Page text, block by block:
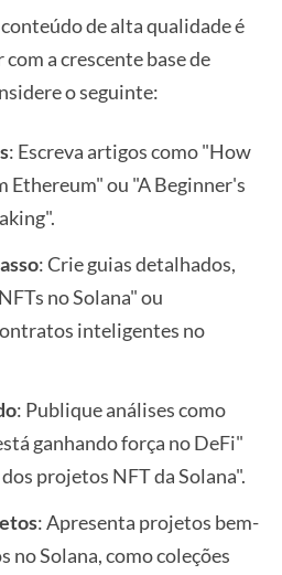
de alta qualidade é
a crescente base de
o seguinte:
: Escreva artigos como "How
Ethereum" ou "A Beginner's
: Crie guias detalhados,
no Solana" ou
inteligentes no
: Publique análises como
ganhando força no DeFi"
projetos NFT da Solana".
: Apresenta projetos bem-
no Solana, como coleções